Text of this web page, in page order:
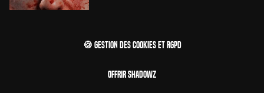
🍪 Gestion des cookies et RGPD
Offrir Shadowz